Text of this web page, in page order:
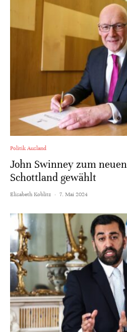
Politik Ausland
John Swinney zum
Schottland gewählt
Elisabeth Koblitz · 7. Mai 2024